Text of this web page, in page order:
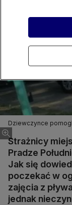
Dziewczynce
Strażnicy
Pradze
Jak się
poczekać w
zajęcia z
jednak